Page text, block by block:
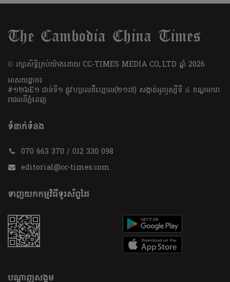
​© រក្សា​សិទ្ធិ​គ្រប់​យ៉ាង​ដោយ​ CC-TIMES MEDIA CO,.LTD ឆ្នាំ​ 2026
អាសយដ្ឋាន៖
#១២៦E១ ជាន់ទី១ ផ្លូវហ្សាលដឺហ្គោល(២១៧) សង្កាត់អូរឫស្សីទី ៤ ខណ្ឌមករា
រាជធានីភ្នំពេញ
ទំនាក់ទំនង
070 663 370 / 012 330 098
editorial@cc-times.com
ទាញយកកម្មវិធីទូរស័ព្ទដៃ
បណ្តាញសង្គម